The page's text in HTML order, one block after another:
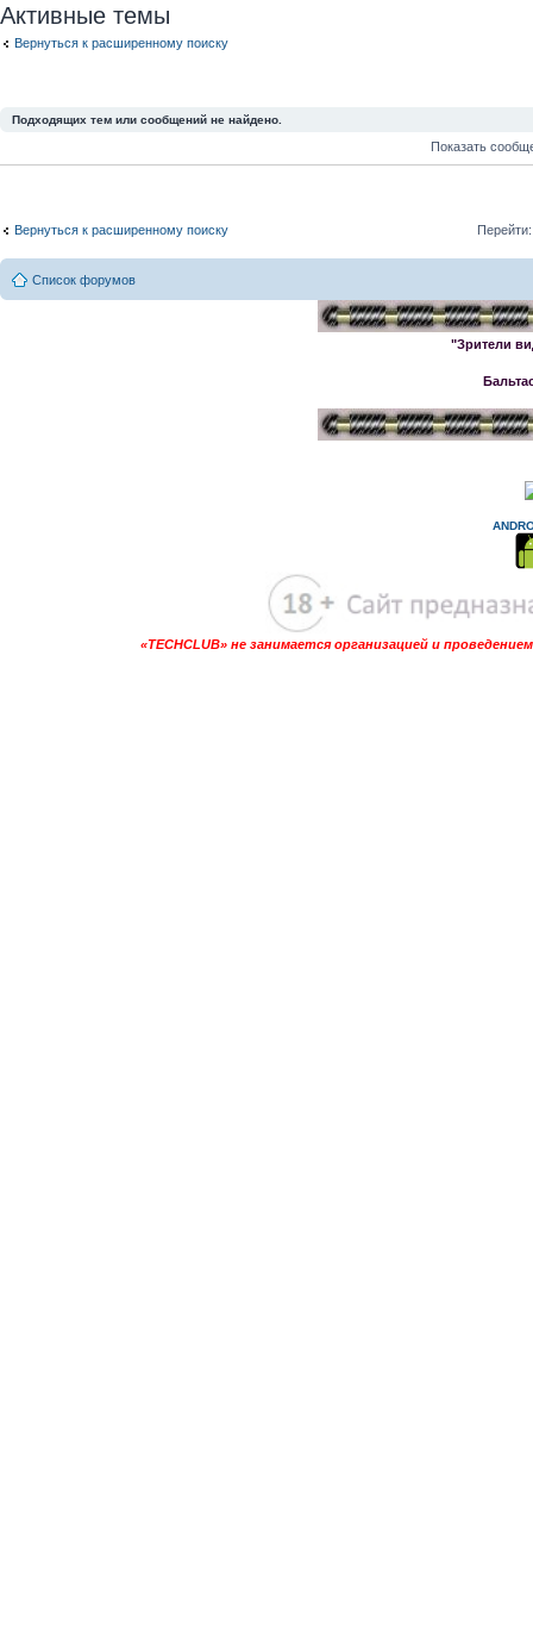
Активные темы
Вернуться к расширенному поиску
Подходящих тем или сообщений не найдено.
Показать
Вернуться к расширенному поиску Перейти:
Список форумов
"Зрители
«TECHCLUB» не занимается организацией и